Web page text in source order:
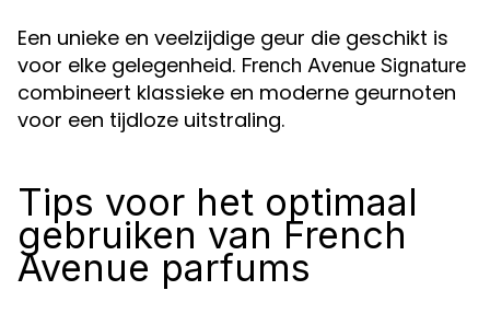
Een unieke en veelzijdige geur die geschikt is
voor elke gelegenheid. French Avenue Signature
combineert klassieke en moderne geurnoten
voor een tijdloze uitstraling.
Tips voor het optimaal
gebruiken van French
Avenue parfums